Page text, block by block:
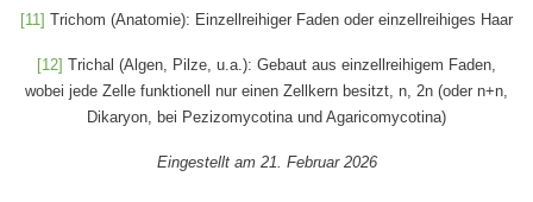
[11] Trichom (Anatomie): Einzellreihiger Faden oder einzellreihiges Haar
[12] Trichal (Algen, Pilze, u.a.): Gebaut aus einzellreihigem Faden,
wobei jede Zelle funktionell nur einen Zellkern besitzt, n, 2n (oder n+n,
Dikaryon, bei Pezizomycotina und Agaricomycotina)
Eingestellt am 21. Februar 2026